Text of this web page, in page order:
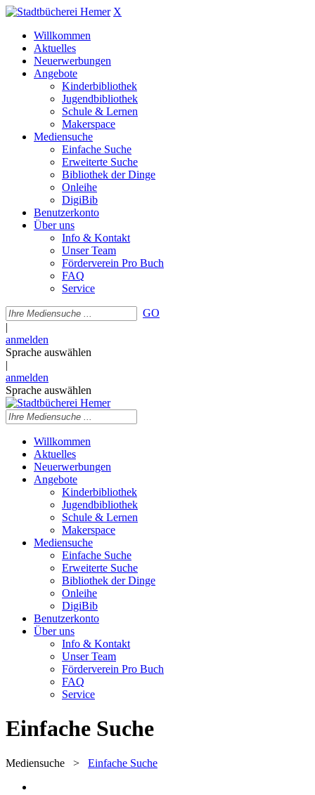
X
Willkommen
Aktuelles
Neuerwerbungen
Angebote
Kinderbibliothek
Jugendbibliothek
Schule & Lernen
Makerspace
Mediensuche
Einfache Suche
Erweiterte Suche
Bibliothek der Dinge
Onleihe
DigiBib
Benutzerkonto
Über uns
Info & Kontakt
Unser Team
Förderverein Pro Buch
FAQ
Service
GO
|
anmelden
Sprache auswählen
|
anmelden
Sprache auswählen
Willkommen
Aktuelles
Neuerwerbungen
Angebote
Kinderbibliothek
Jugendbibliothek
Schule & Lernen
Makerspace
Mediensuche
Einfache Suche
Erweiterte Suche
Bibliothek der Dinge
Onleihe
DigiBib
Benutzerkonto
Über uns
Info & Kontakt
Unser Team
Förderverein Pro Buch
FAQ
Service
Einfache Suche
Mediensuche > Einfache Suche